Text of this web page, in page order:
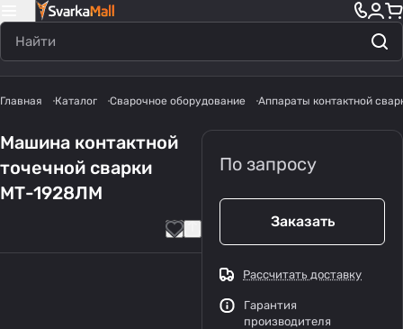
Главная Каталог Сварочное оборудование Аппараты контактной
Машина контактной
точечной сварки
МТ-1928ЛМ
По запросу
Заказать
Рассчитать доставку
Гарантия
производителя